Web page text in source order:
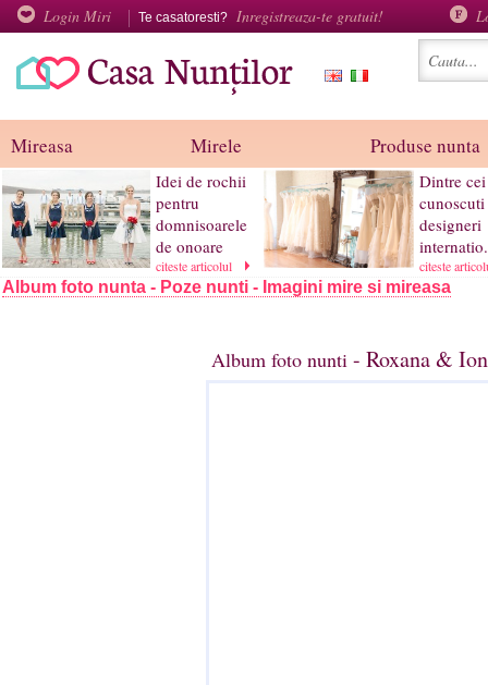
Login Miri Te casatoresti? Inregistreaza-te gratuit!
Mireasa Mirele Produse nunta
Idei de rochii
pentru
domnisoarele
de onoare
citeste articolul
Dintre
cunoscuti
designeri
citeste
Album foto nunta - Poze nunti - Imagini mire si mireasa
Album foto nunti - Roxana &